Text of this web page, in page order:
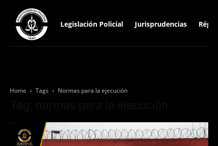
Legislación Policial Jurisprudencias
Home Tags Normas para la ejecución